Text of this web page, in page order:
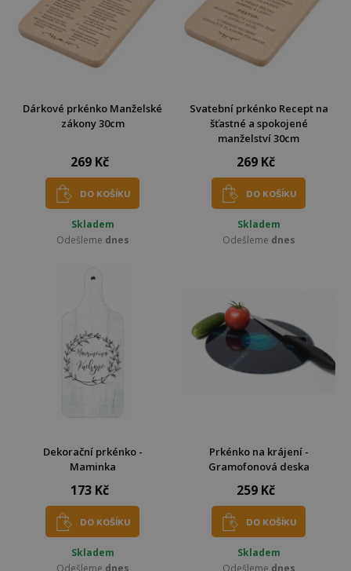
Dárkové prkénko Manželské
zákony 30cm
269 Kč
DO KOŠÍKU
Skladem
Odešleme dnes
Svatební prkénko Recept na
šťastné a spokojené
manželství 30cm
269 Kč
DO KOŠÍKU
Skladem
Odešleme dnes
Dekorační prkénko -
Maminka
173 Kč
DO KOŠÍKU
Skladem
Prkénko na krájení -
Gramofonová deska
259 Kč
DO KOŠÍKU
Skladem